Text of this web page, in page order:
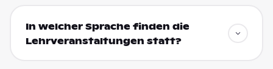
In welcher Sprache finden die
Lehrveranstaltungen statt?